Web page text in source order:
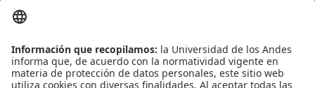
Noticias
Eventos
Profesores